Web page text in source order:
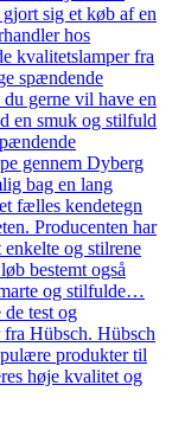
sig et køb af en
hos
kvalitetslamper fra
spændende
gerne vil have en
en smuk og stilfuld
gennem Dyberg
bag en lang
fælles kendetegn
Producenten har
og stilrene
bestemt også
og stilfulde…
test og
Hübsch. Hübsch
produkter til
høje kvalitet og